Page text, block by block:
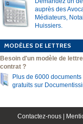
auprès des
Médiateurs,
Huissiers.
MODÈLES DE LETTRES
Besoin d'un modèle de
contrat ?
Plus de 6000 documents
gratuits sur
Contactez-nous |